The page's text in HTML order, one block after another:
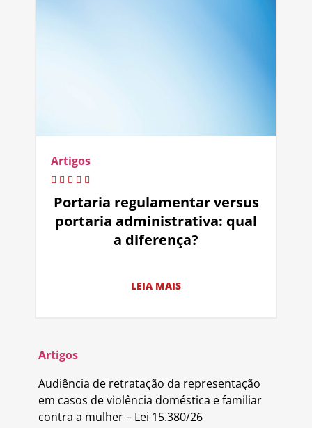
Artigos
Portaria regulamentar versus
portaria administrativa: qual
a diferença?
LEIA MAIS
Artigos
Audiência de retratação da representação
em casos de violência doméstica e familiar
contra a mulher – Lei 15.380/26